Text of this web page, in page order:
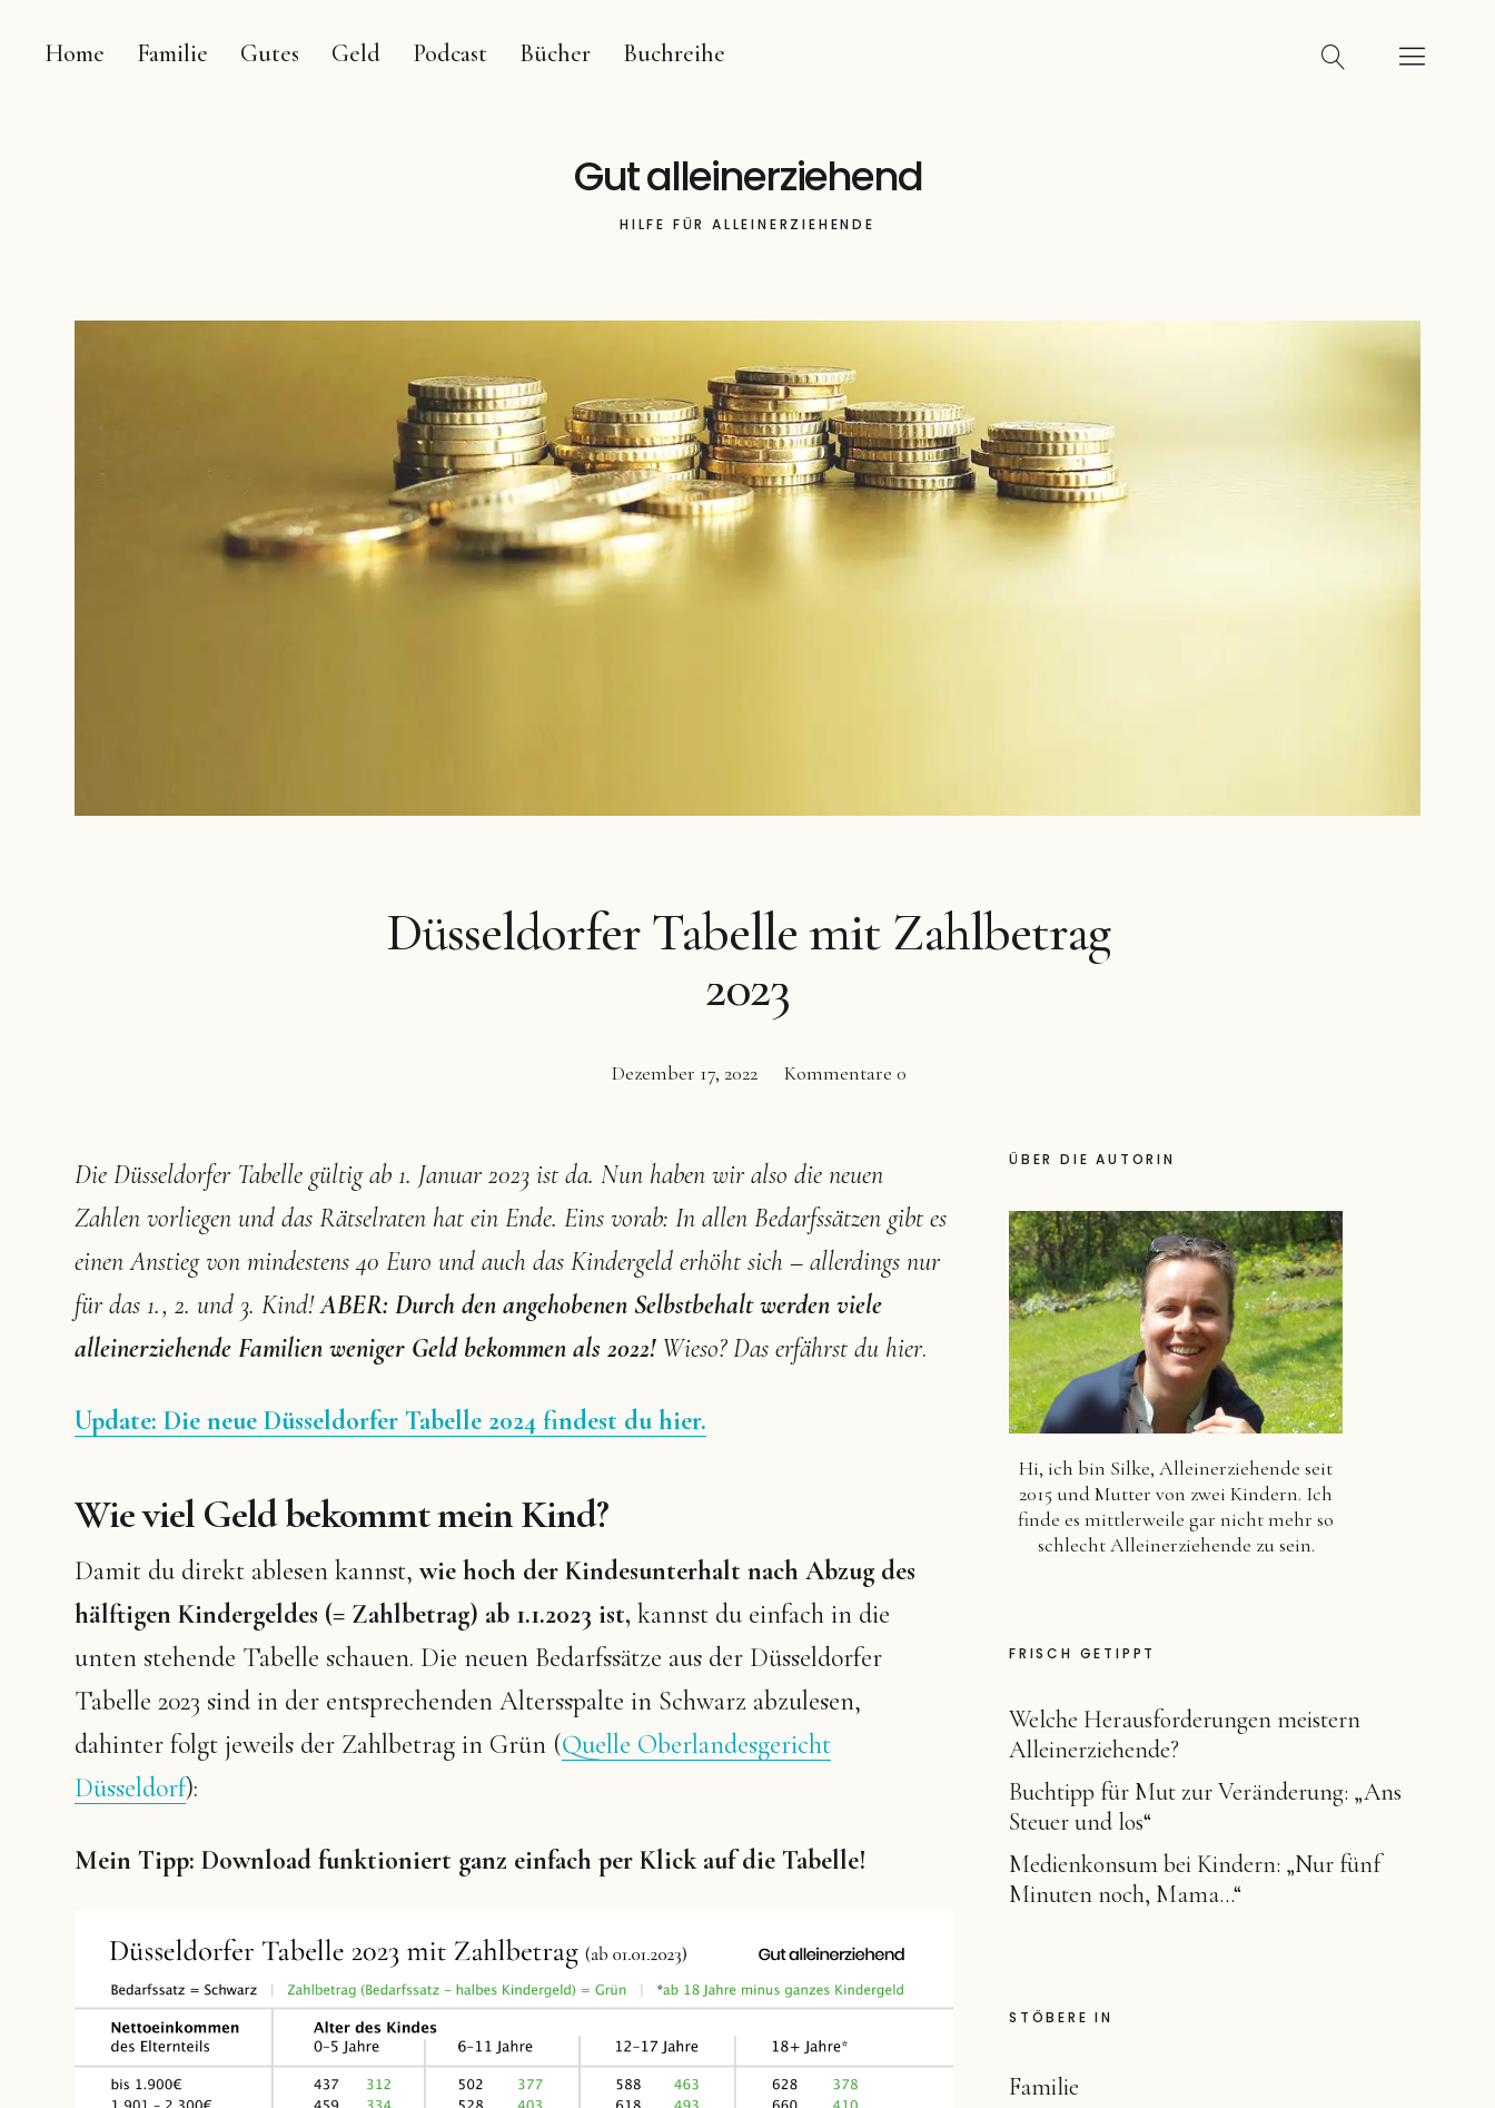
Home Familie Gutes Geld Podcast Bücher Buchreihe
Gut alleinerziehend
HILFE FÜR ALLEINERZIEHENDE
Düsseldorfer Tabelle mit Zahlbetrag
2023
Dezember 17, 2022 Kommentare 0
Die Düsseldorfer Tabelle gültig ab 1. Januar 2023 ist da. Nun haben wir also die neuen
Zahlen vorliegen und das Rätselraten hat ein Ende. Eins vorab: In allen Bedarfssätzen gibt es
einen Anstieg von mindestens 40 Euro und auch das Kindergeld erhöht sich – allerdings nur
für das 1., 2. und 3. Kind!ABER: Durch den angehobenen Selbstbehalt werden viele
alleinerziehende Familien weniger Geld bekommen als 2022! Wieso? Das erfährst du hier.
Update: Die neue Düsseldorfer Tabelle 2024 findest du hier.
Wie viel Geld bekommt mein Kind?
Damit du direkt ablesen kannst,wie hoch der Kindesunterhalt nach Abzug des
hälftigen Kindergeldes (= Zahlbetrag) ab 1.1.2023 ist, kannst du einfach in die
unten stehende Tabelle schauen. Die neuen Bedarfssätze aus der Düsseldorfer
Tabelle 2023 sind in der entsprechenden Altersspalte in Schwarz abzulesen,
dahinter folgt jeweils der Zahlbetrag in Grün (Quelle Oberlandesgericht
Düsseldorf):
Mein Tipp: Download funktioniert ganz einfach per Klick auf die Tabelle!
ÜBER DIE AUTORIN
Hi, ich bin Silke, Alleinerziehende seit
2015 und Mutter von zwei Kindern. Ich
finde es mittlerweile gar nicht mehr so
schlecht Alleinerziehende zu sein.
FRISCH GETIPPT
Welche Herausforderungen meistern
Alleinerziehende?
Buchtipp für Mut zur Veränderung: „Ans
Steuer und los“
Medienkonsum bei Kindern: „Nur fünf
Minuten noch, Mama…“
STÖBERE IN
Familie